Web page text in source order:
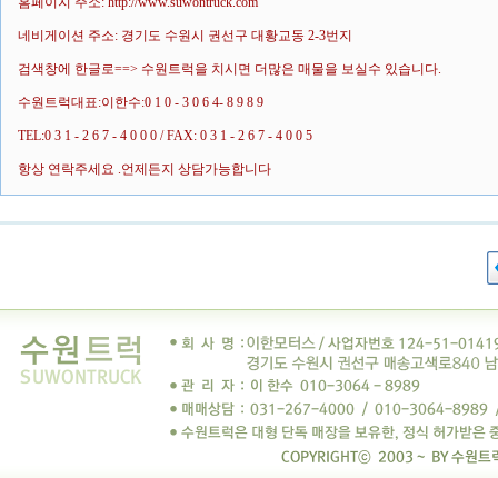
네비게이션 주소: 경기도 수원시 권선구 대황교동 2-3번지
검색창에 한글로==> 수원트럭을 치시면 더많은 매물을 보실수 있습니다.
수원트럭대표:이한수:0 1 0 - 3 0 6 4- 8 9 8 9
TEL:0 3 1 - 2 6 7 - 4 0 0 0 / FAX: 0 3 1 - 2 6 7 - 4 0 0 5
항상 연락주세요 .언제든지 상담가능합니다